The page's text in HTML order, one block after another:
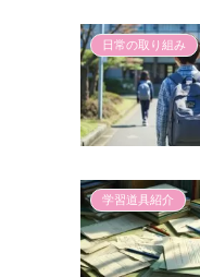
日常の取り組み
学習道具紹介